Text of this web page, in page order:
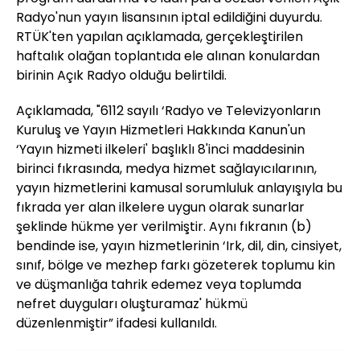
Radyo'nun yayın lisansının iptal edildiğini duyurdu.
RTÜK'ten yapılan açıklamada, gerçekleştirilen
haftalık olağan toplantıda ele alınan konulardan
birinin Açık Radyo olduğu belirtildi.
Açıklamada, "6112 sayılı ‘Radyo ve Televizyonların
Kuruluş ve Yayın Hizmetleri Hakkında Kanun'un
‘Yayın hizmeti ilkeleri' başlıklı 8'inci maddesinin
birinci fıkrasında, medya hizmet sağlayıcılarının,
yayın hizmetlerini kamusal sorumluluk anlayışıyla bu
fıkrada yer alan ilkelere uygun olarak sunarlar
şeklinde hükme yer verilmiştir. Aynı fıkranın (b)
bendinde ise, yayın hizmetlerinin ‘Irk, dil, din, cinsiyet,
sınıf, bölge ve mezhep farkı gözeterek toplumu kin
ve düşmanlığa tahrik edemez veya toplumda
nefret duyguları oluşturamaz' hükmü
düzenlenmiştir” ifadesi kullanıldı.